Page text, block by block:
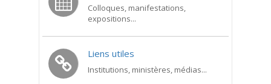
Colloques, manifestations,
expositions...
Liens utiles
Institutions, ministères, médias...